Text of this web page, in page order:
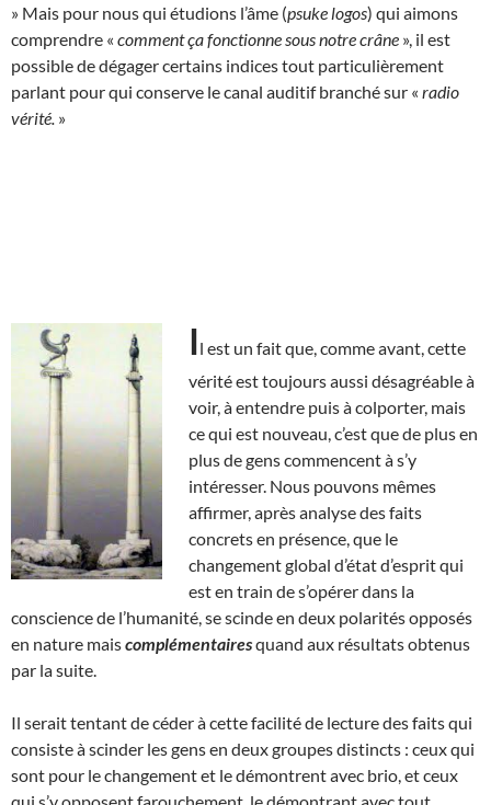
» Mais pour nous qui étudions l’âme (psuke logos) qui aimons
comprendre « comment ça fonctionne sous notre crâne », il est
possible de dégager certains indices tout particulièrement
parlant pour qui conserve le canal auditif branché sur « radio
vérité. »
Il est un fait que, comme avant, cette
vérité est toujours aussi désagréable à
voir, à entendre puis à colporter, mais
ce qui est nouveau, c’est que de plus en
plus de gens commencent à s’y
intéresser. Nous pouvons mêmes
affirmer, après analyse des faits
concrets en présence, que le
changement global d’état d’esprit qui
est en train de s’opérer dans la
conscience de l’humanité, se scinde en deux polarités opposés
en nature maiscomplémentairesquand aux résultats obtenus
par la suite.
Il serait tentant de céder à cette facilité de lecture des faits qui
consiste à scinder les gens en deux groupes distincts : ceux qui
sont pour le changement et le démontrent avec brio, et ceux
qui s’y opposent farouchement, le démontrant avec tout